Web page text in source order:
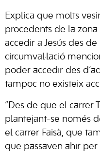
Explica que molts
procedents de la
accedir a Jesús des
circumval·lació
poder accedir des
tampoc no existeix
“Des de que el carrer
plantejant-se només
el carrer Faisà, que
que passaven ahir